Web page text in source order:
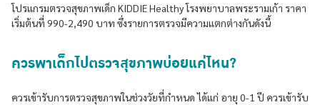
โปรแกรมตรวจสุขภาพเด็ก KIDDIE Healthy โรงพยาบาลพระรามเก้า ราคา
เริ่มต้นที่ 990-2,490 บาท ซึ่งรายการตรวจมีความแตกต่างกันดังนี้
ควรพาเด็กไปตรวจสุขภาพบ่อยแค่ไหน?
ควรเข้ารับการตรวจสุขภาพในช่วงวัยที่กำหนด ได้แก่ อายุ 0-1 ปี ควรเข้ารับ